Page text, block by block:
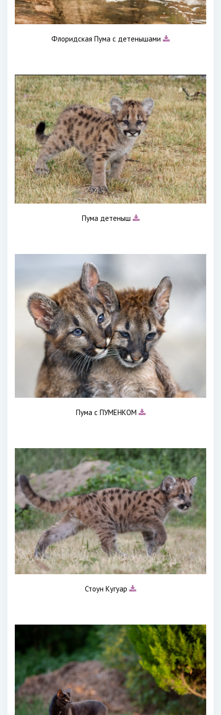
Флоридская Пума с детенышами
Пума детеныш
Пума с ПУМЕНКОМ
Стоун Кугуар